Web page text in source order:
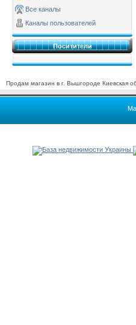
Все каналы
Каналы пользователей
Поситители
Продам магазин в г. Вышгороде Киевская